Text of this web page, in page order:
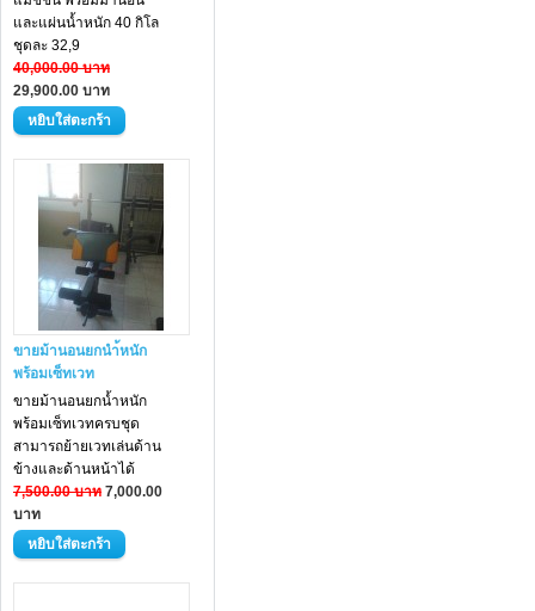
และแผ่นน้ำหนัก 40 กิโล
ชุดละ 32,9
40,000.00 บาท
29,900.00 บาท
ขายม้านอนยกนำ้หนัก
พร้อมเซ็ทเวท
ขายม้านอนยกน้ำหนัก
พร้อมเซ็ทเวทครบชุด
สามารถย้ายเวทเล่นด้าน
ข้างและด้านหน้าได้
7,500.00 บาท 7,000.00
บาท